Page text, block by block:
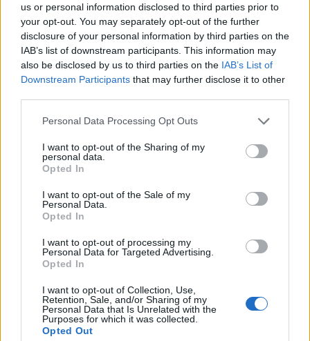
us or personal information disclosed to third parties prior to
your opt-out. You may separately opt-out of the further
disclosure of your personal information by third parties on the
IAB’s list of downstream participants. This information may
also be disclosed by us to third parties on the IAB’s List of
Downstream Participants that may further disclose it to other
Please note that this website/app uses one or more Google
not limited to your visit or usage behaviour. You may click to
grant or deny consent to Google and its third-party tags to
use your data for below specified purposes in below Google
consent section.
Personal Data Processing Opt Outs
I want to opt-out of the Sharing of my
personal data.
Opted In
I want to opt-out of the Sale of my
Personal Data.
Opted In
I want to opt-out of processing my
Personal Data for Targeted Advertising.
Opted In
I want to opt-out of Collection, Use,
Retention, Sale, and/or Sharing of my
Personal Data that Is Unrelated with the
Purposes for which it was collected.
Opted Out
Continua a leggere
LIFESTYLE